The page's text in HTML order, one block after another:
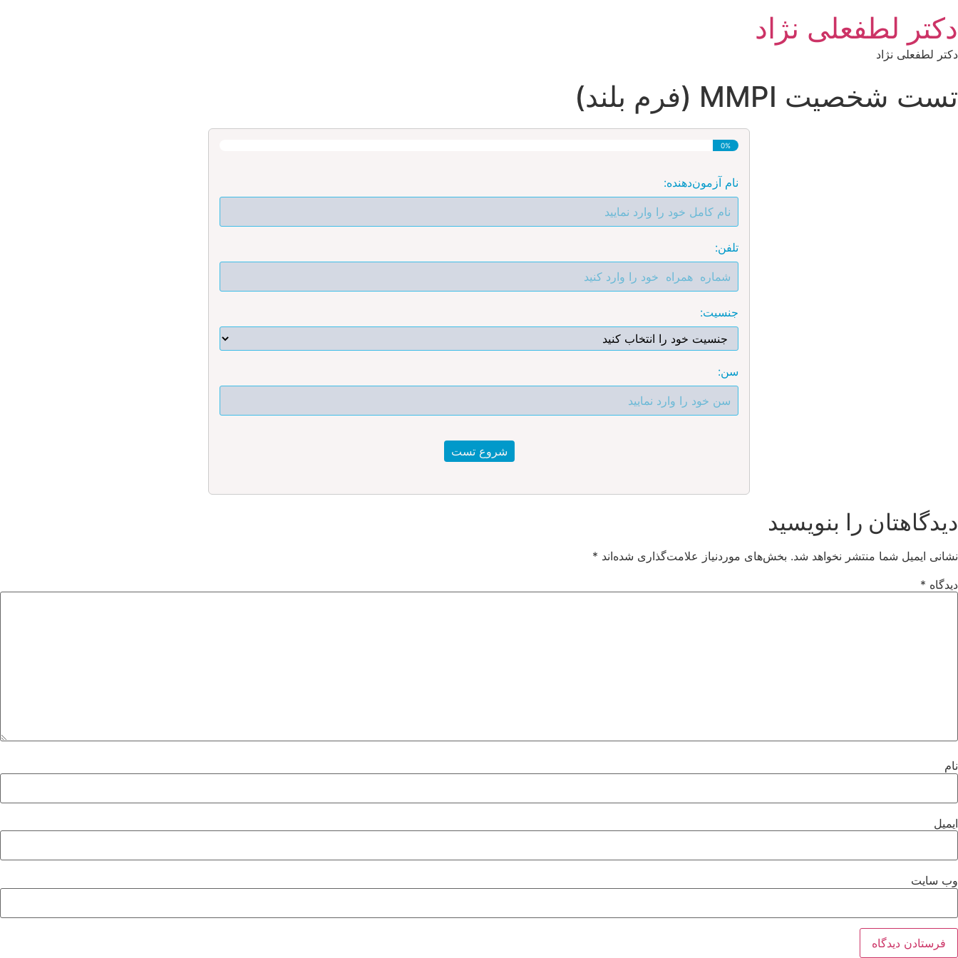
دکتر لطفعلی نژاد
دکتر لطفعلی نژاد
تست شخصیت MMPI (فرم بلند)
0%
نام آزمون‌دهنده:
تلفن:
جنسیت:
سن:
شروع تست
دیدگاهتان را بنویسید
نشانی ایمیل شما منتشر نخواهد شد. بخش‌های موردنیاز علامت‌گذاری شده‌اند *
دیدگاه *
نام
ایمیل
وب‌ سایت